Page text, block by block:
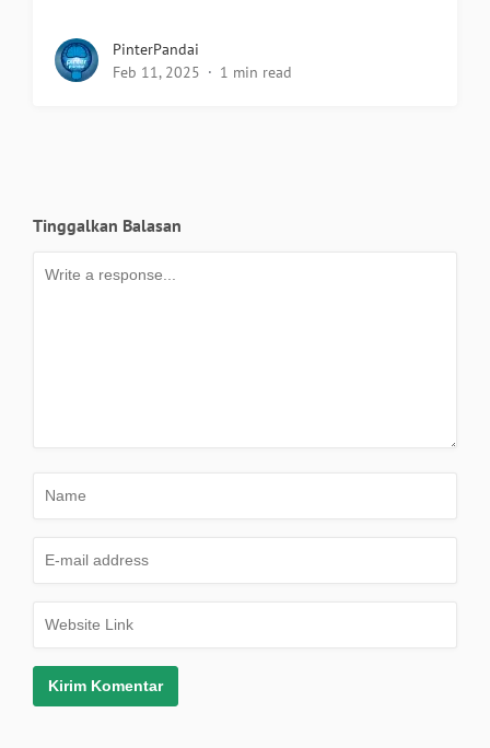
PinterPandai
Feb 11, 2025
1 min read
Tinggalkan Balasan